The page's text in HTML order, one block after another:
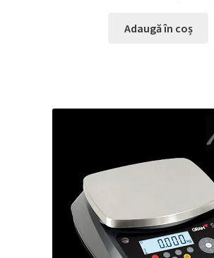
Adaugă în coș